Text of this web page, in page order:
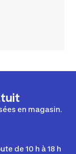
en magasin.
de 10 h à 18 h